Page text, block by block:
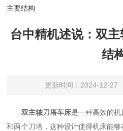
主要结构
台中精机述说：双
结
更新时间：2024-12-27
双主轴刀塔车床是一种高效的
和两个刀塔，这种设计使得机床能